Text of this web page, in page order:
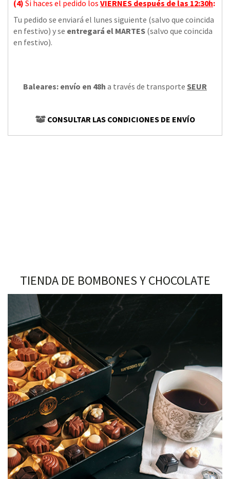
(4) Si haces el pedido los VIERNES después de las 12:30h:
Tu pedido se enviará el lunes siguiente (salvo que coincida
en festivo) y se entregará el MARTES (salvo que coincida
en festivo).
Baleares: envío en 48h a través de transporte SEUR
CONSULTAR LAS CONDICIONES DE ENVÍO
TIENDA DE BOMBONES Y CHOCOLATE